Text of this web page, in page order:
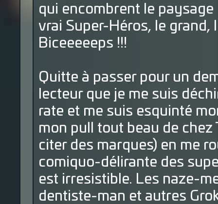
qui encombrent le paysage
vrai Super-Héros, le grand,
Biceeeeeps !!!
Quitte à passer pour un
lecteur que je me suis
rate et me suis esquinté
mon pull tout beau de
citer des marques) en me
comiquo-délirante des
est irresistible. Les naze-
dentiste-man et autres